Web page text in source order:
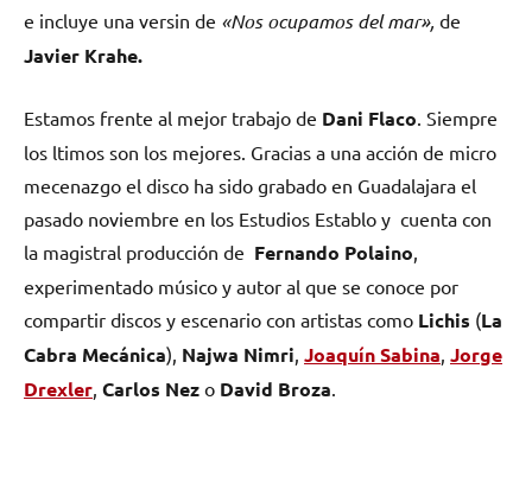
e incluye una versin de «Nos ocupamos del mar», de
Javier Krahe.
Estamos frente al mejor trabajo de Dani Flaco . Siempre
los ltimos son los mejores. Gracias a una acción de micro
mecenazgo el disco ha sido grabado en Guadalajara el
pasado noviembre en los Estudios Establo y cuenta con
la magistral producción de Fernando Polaino
experimentado músico y autor al que se conoce por
compartir discos y escenario con artistas como Lichis (La
Cabra Mecánica), Najwa Nimri Joaquín Sabina Jorge
Drexler Carlos Nez o David Broza